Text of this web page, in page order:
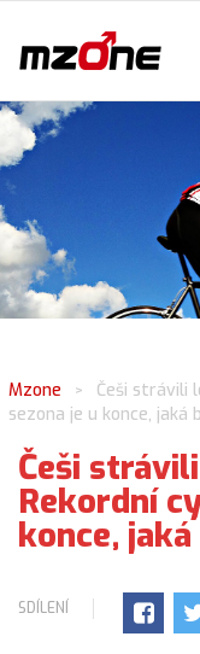
Mzone >
Češi strávili
sezona je u konce, jaká
Češi
Rekordní
konce,
SDÍLENÍ